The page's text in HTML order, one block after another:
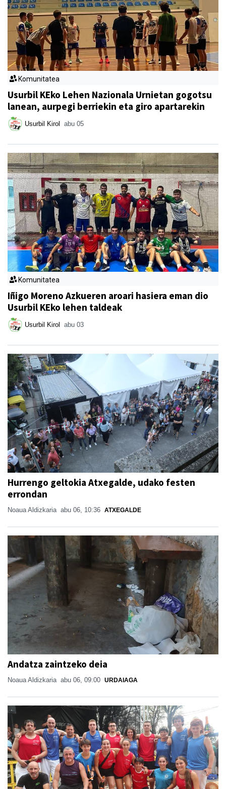
Komunitatea
Usurbil KEko Lehen Nazionala Urnietan gogotsu
lanean, aurpegi berriekin eta giro apartarekin
Usurbil Kirol abu 05
Komunitatea
Iñigo Moreno Azkueren aroari hasiera eman dio
Usurbil KEko lehen taldeak
Usurbil Kirol abu 03
Hurrengo geltokia Atxegalde, udako festen
errondan
Noaua Aldizkaria abu 06, 10:36 ATXEGALDE
Andatza zaintzeko deia
Noaua Aldizkaria abu 06, 09:00 URDAIAGA